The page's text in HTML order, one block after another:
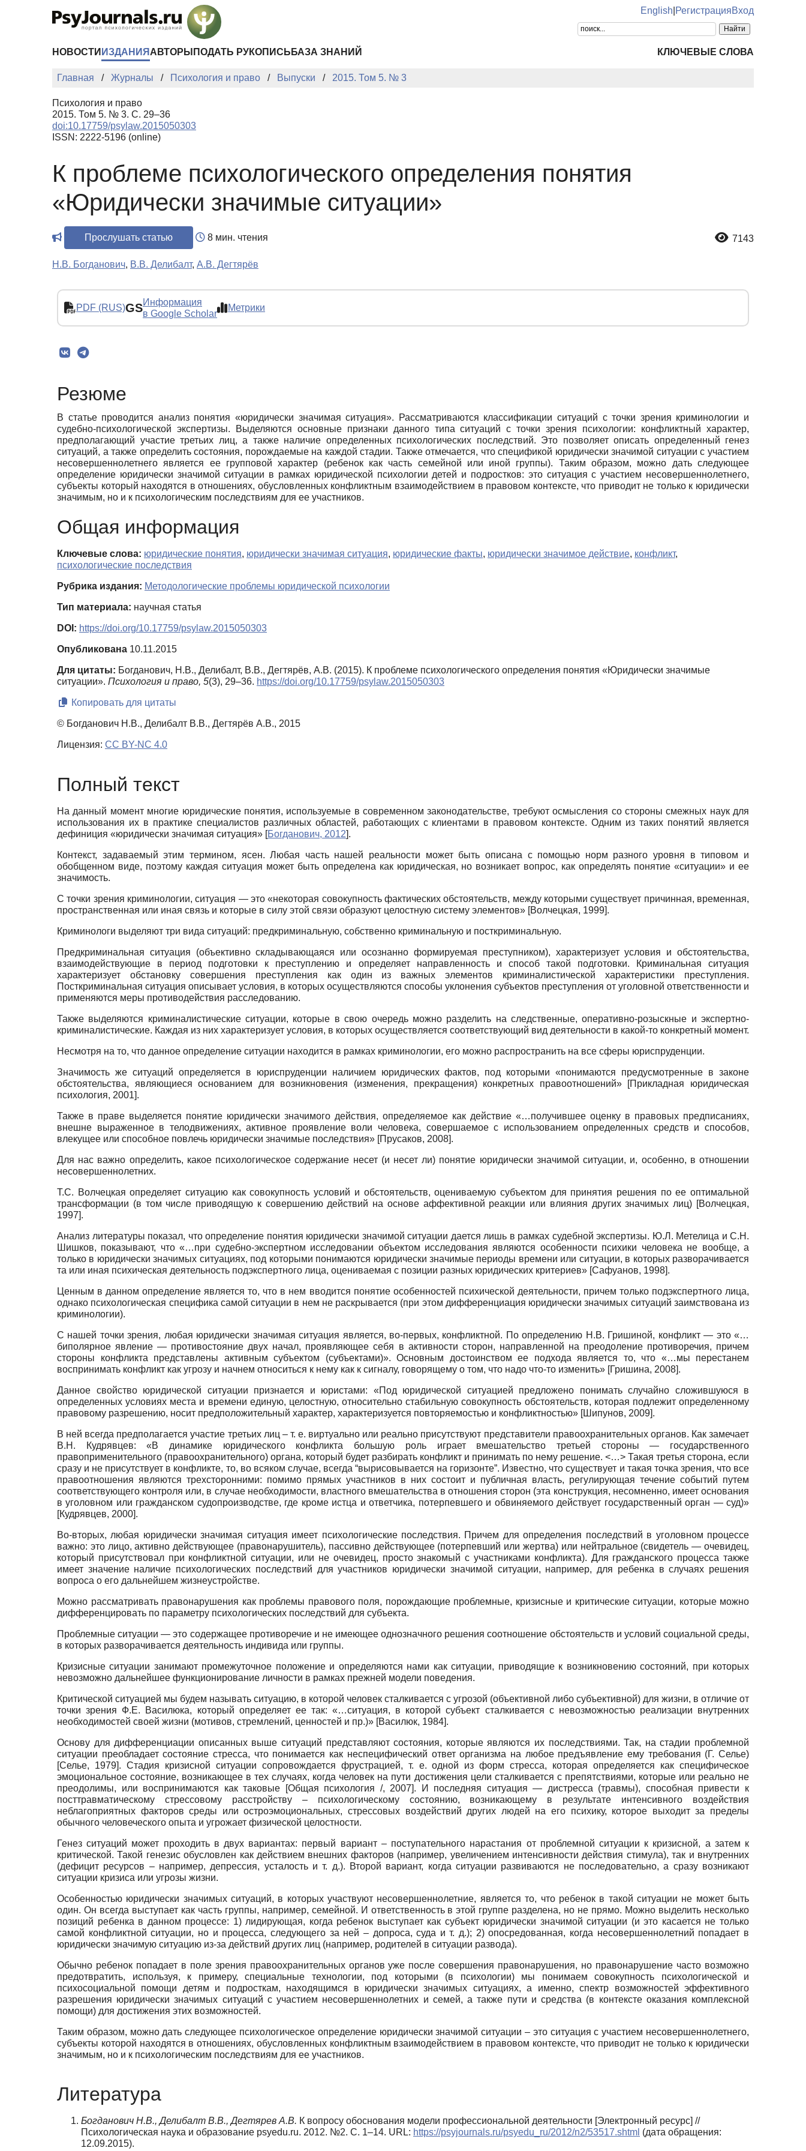
English РегистрацияВход
НОВОСТИ ИЗДАНИЯ АВТОРЫ ПОДАТЬ РУКОПИСЬ БАЗА ЗНАНИЙ КЛЮЧЕВЫЕ СЛОВА
Главная Журналы Психология и право Выпуски 2015. Том 5. № 3
Психология и право
2015. Том 5. № 3. С. 29–36
doi:10.17759/psylaw.2015050303
ISSN: 2222-5196 (online)
К проблеме психологического определения понятия
«Юридически значимые ситуации»
Прослушать статью 8 мин. чтения 7143
Н.В. Богданович, В.В. Делибалт, А.В. Дегтярёв
PDF (RUS)GSИнформация
в Google Scholar
Метрики
Резюме
В статье проводится анализ понятия «юридически значимая ситуация». Рассматриваются классификации ситуаций с точки зрения криминологии и
судебно-психологической экспертизы. Выделяются основные признаки данного типа ситуаций с точки зрения психологии: конфликтный характер,
предполагающий участие третьих лиц, а также наличие определенных психологических последствий. Это позволяет описать определенный генез
ситуаций, а также определить состояния, порождаемые на каждой стадии. Также отмечается, что спецификой юридически значимой ситуации с участием
несовершеннолетнего является ее групповой характер (ребенок как часть семейной или иной группы). Таким образом, можно дать следующее
определение юридически значимой ситуации в рамках юридической психологии детей и подростков: это ситуация с участием несовершеннолетнего,
субъекты который находятся в отношениях, обусловленных конфликтным взаимодействием в правовом контексте, что приводит не только к юридически
значимым, но и к психологическим последствиям для ее участников.
Общая информация
Ключевые слова: юридические понятия, юридически значимая ситуация, юридические факты, юридически значимое действие, конфликт,
психологические последствия
Рубрика издания: Методологические проблемы юридической психологии
Тип материала: научная статья
DOI: https://doi.org/10.17759/psylaw.2015050303
Опубликована 10.11.2015
Для цитаты: Богданович, Н.В., Делибалт, В.В., Дегтярёв, А.В. (2015). К проблеме психологического определения понятия «Юридически значимые
ситуации». Психология и право, 5(3), 29–36. https://doi.org/10.17759/psylaw.2015050303
Копировать для цитаты
© Богданович Н.В., Делибалт В.В., Дегтярёв А.В., 2015
Лицензия: CC BY-NC 4.0
Полный текст
На данный момент многие юридические понятия, используемые в современном законодательстве, требуют осмысления со стороны смежных наук для
использования их в практике специалистов различных областей, работающих с клиентами в правовом контексте. Одним из таких понятий является
дефиниция «юридически значимая ситуация» [Богданович, 2012].
Контекст, задаваемый этим термином, ясен. Любая часть нашей реальности может быть описана с помощью норм разного уровня в типовом и
обобщенном виде, поэтому каждая ситуация может быть определена как юридическая, но возникает вопрос, как определять понятие «ситуации» и ее
значимость.
С точки зрения криминологии, ситуация — это «некоторая совокупность фактических обстоятельств, между которыми существует причинная, временная,
пространственная или иная связь и которые в силу этой связи образуют целостную систему элементов» [Волчецкая, 1999].
Криминологи выделяют три вида ситуаций: предкриминальную, собственно криминальную и посткриминальную.
Предкриминальная ситуация (объективно складывающаяся или осознанно формируемая преступником), характеризует условия и обстоятельства,
взаимодействующие в период подготовки к преступлению и определяет направленность и способ такой подготовки. Криминальная ситуация
характеризует обстановку совершения преступления как один из важных элементов криминалистической характеристики преступления.
Посткриминальная ситуация описывает условия, в которых осуществляются способы уклонения субъектов преступления от уголовной ответственности и
применяются меры противодействия расследованию.
Также выделяются криминалистические ситуации, которые в свою очередь можно разделить на следственные, оперативно-розыскные и экспертно-
криминалистические. Каждая из них характеризует условия, в которых осуществляется соответствующий вид деятельности в какой-то конкретный момент.
Несмотря на то, что данное определение ситуации находится в рамках криминологии, его можно распространить на все сферы юриспруденции.
Значимость же ситуаций определяется в юриспруденции наличием юридических фактов, под которыми «понимаются предусмотренные в законе
обстоятельства, являющиеся основанием для возникновения (изменения, прекращения) конкретных правоотношений» [Прикладная юридическая
психология, 2001].
Также в праве выделяется понятие юридически значимого действия, определяемое как действие «…получившее оценку в правовых предписаниях,
внешне выраженное в телодвижениях, активное проявление воли человека, совершаемое с использованием определенных средств и способов,
влекущее или способное повлечь юридически значимые последствия» [Прусаков, 2008].
Для нас важно определить, какое психологическое содержание несет (и несет ли) понятие юридически значимой ситуации, и, особенно, в отношении
несовершеннолетних.
Т.С. Волчецкая определяет ситуацию как совокупность условий и обстоятельств, оцениваемую субъектом для принятия решения по ее оптимальной
трансформации (в том числе приводящую к совершению действий на основе аффективной реакции или влияния других значимых лиц) [Волчецкая,
1997].
Анализ литературы показал, что определение понятия юридически значимой ситуации дается лишь в рамках судебной экспертизы. Ю.Л. Метелица и С.Н.
Шишков, показывают, что «…при судебно-экспертном исследовании объектом исследования являются особенности психики человека не вообще, а
только в юридически значимых ситуациях, под которыми понимаются юридически значимые периоды времени или ситуации, в которых разворачивается
та или иная психическая деятельность подэкспертного лица, оцениваемая с позиции разных юридических критериев» [Сафуанов, 1998].
Ценным в данном определение является то, что в нем вводится понятие особенностей психической деятельности, причем только подэкспертного лица,
однако психологическая специфика самой ситуации в нем не раскрывается (при этом дифференциация юридически значимых ситуаций заимствована из
криминологии).
С нашей точки зрения, любая юридически значимая ситуация является, во-первых, конфликтной. По определению Н.В. Гришиной, конфликт — это «…
биполярное явление — противостояние двух начал, проявляющее себя в активности сторон, направленной на преодоление противоречия, причем
стороны конфликта представлены активным субъектом (субъектами)». Основным достоинством ее подхода является то, что «…мы перестанем
воспринимать конфликт как угрозу и начнем относиться к нему как к сигналу, говорящему о том, что надо что-то изменить» [Гришина, 2008].
Данное свойство юридической ситуации признается и юристами: «Под юридической ситуацией предложено понимать случайно сложившуюся в
определенных условиях места и времени единую, целостную, относительно стабильную совокупность обстоятельств, которая подлежит определенному
правовому разрешению, носит предположительный характер, характеризуется повторяемостью и конфликтностью» [Шипунов, 2009].
В ней всегда предполагается участие третьих лиц – т. е. виртуально или реально присутствуют представители правоохранительных органов. Как замечает
В.Н. Кудрявцев: «В динамике юридического конфликта большую роль играет вмешательство третьей стороны — государственного
правоприменительного (правоохранительного) органа, который будет разбирать конфликт и принимать по нему решение. <…> Такая третья сторона, если
сразу и не присутствует в конфликте, то, во всяком случае, всегда “вырисовывается на горизонте”. Известно, что существует и такая точка зрения, что все
правоотношения являются трехсторонними: помимо прямых участников в них состоит и публичная власть, регулирующая течение событий путем
соответствующего контроля или, в случае необходимости, властного вмешательства в отношения сторон (эта конструкция, несомненно, имеет основания
в уголовном или гражданском судопроизводстве, где кроме истца и ответчика, потерпевшего и обвиняемого действует государственный орган — суд)»
[Кудрявцев, 2000].
Во-вторых, любая юридически значимая ситуация имеет психологические последствия. Причем для определения последствий в уголовном процессе
важно: это лицо, активно действующее (правонарушитель), пассивно действующее (потерпевший или жертва) или нейтральное (свидетель — очевидец,
который присутствовал при конфликтной ситуации, или не очевидец, просто знакомый с участниками конфликта). Для гражданского процесса также
имеет значение наличие психологических последствий для участников юридически значимой ситуации, например, для ребенка в случаях решения
вопроса о его дальнейшем жизнеустройстве.
Можно рассматривать правонарушения как проблемы правового поля, порождающие проблемные, кризисные и критические ситуации, которые можно
дифференцировать по параметру психологических последствий для субъекта.
Проблемные ситуации — это содержащее противоречие и не имеющее однозначного решения соотношение обстоятельств и условий социальной среды,
в которых разворачивается деятельность индивида или группы.
Кризисные ситуации занимают промежуточное положение и определяются нами как ситуации, приводящие к возникновению состояний, при которых
невозможно дальнейшее функционирование личности в рамках прежней модели поведения.
Критической ситуацией мы будем называть ситуацию, в которой человек сталкивается с угрозой (объективной либо субъективной) для жизни, в отличие от
точки зрения Ф.Е. Василюка, который определяет ее так: «…ситуация, в которой субъект сталкивается с невозможностью реализации внутренних
необходимостей своей жизни (мотивов, стремлений, ценностей и пр.)» [Василюк, 1984].
Основу для дифференциации описанных выше ситуаций представляют состояния, которые являются их последствиями. Так, на стадии проблемной
ситуации преобладает состояние стресса, что понимается как неспецифический ответ организма на любое предъявление ему требования (Г. Селье)
[Селье, 1979]. Стадия кризисной ситуации сопровождается фрустрацией, т. е. одной из форм стресса, которая определяется как специфическое
эмоциональное состояние, возникающее в тех случаях, когда человек на пути достижения цели сталкивается с препятствиями, которые или реально не
преодолимы, или воспринимаются как таковые
[Общая психология /, 2007]. И последняя ситуация — дистресса (травмы), способная привести к
посттравматическому стрессовому расстройству – психологическому состоянию, возникающему в результате интенсивного воздействия
неблагоприятных факторов среды или остроэмоциональных, стрессовых воздействий других людей на его психику, которое выходит за пределы
обычного человеческого опыта и угрожает физической целостности.
Генез ситуаций может проходить в двух вариантах: первый вариант – поступательного нарастания от проблемной ситуации к кризисной, а затем к
критической. Такой генезис обусловлен как действием внешних факторов (например, увеличением интенсивности действия стимула), так и внутренних
(дефицит ресурсов – например, депрессия, усталость и т. д.). Второй вариант, когда ситуации развиваются не последовательно, а сразу возникают
ситуации кризиса или угрозы жизни.
Особенностью юридически значимых ситуаций, в которых участвуют несовершеннолетние, является то, что ребенок в такой ситуации не может быть
один. Он всегда выступает как часть группы, например, семейной. И ответственность в этой группе разделена, но не прямо. Можно выделить несколько
позиций ребенка в данном процессе: 1) лидирующая, когда ребенок выступает как субъект юридически значимой ситуации (и это касается не только
самой конфликтной ситуации, но и процесса, следующего за ней – допроса, суда и т. д.); 2) опосредованная, когда несовершеннолетний попадает в
юридически значимую ситуацию из-за действий других лиц (например, родителей в ситуации развода).
Обычно ребенок попадает в поле зрения правоохранительных органов уже после совершения правонарушения, но правонарушение часто возможно
предотвратить, используя, к примеру, специальные технологии, под которыми (в психологии) мы понимаем совокупность психологической и
психосоциальной помощи детям и подросткам, находящимся в юридически значимых ситуациях, а именно, спектр возможностей эффективного
разрешения юридически значимых ситуаций с участием несовершеннолетних и семей, а также пути и средства (в контексте оказания комплексной
помощи) для достижения этих возможностей.
Таким образом, можно дать следующее психологическое определение юридически значимой ситуации – это ситуация с участием несовершеннолетнего,
субъекты которой находятся в отношениях, обусловленных конфликтным взаимодействием в правовом контексте, что приводит не только к юридически
значимым, но и к психологическим последствиям для ее участников.
Литература
Богданович Н.В., Делибалт В.В., Дегтярев А.В. К вопросу обоснования модели профессиональной деятельности [Электронный ресурс] //
Психологическая наука и образование psyedu.ru. 2012. №2. С. 1–14. URL: https://psyjournals.ru/psyedu_ru/2012/n2/53517.shtml (дата обращения:
12.09.2015).